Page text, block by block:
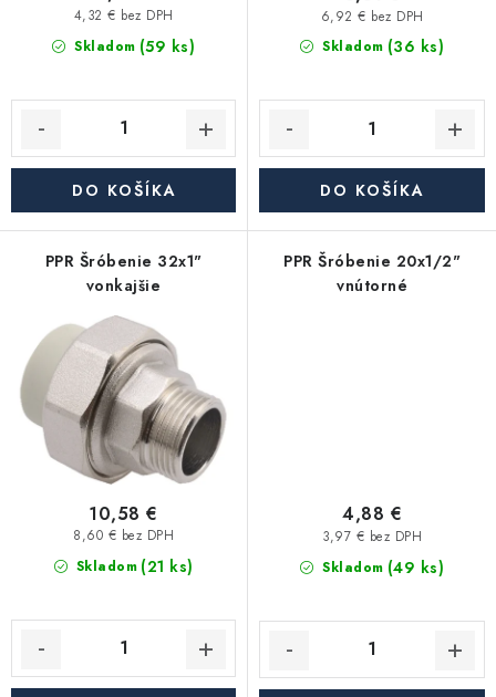
Vetranie a rekuperácia
Kúpeľňa a sanita
Spojovací materiál
Akcie, Zľavy
Reklamačné podmienky
Podmienky ochrany osobných údajov
Obchodné podmienky požičovne náradia
Skladom (59 ks)
4,32 € bez DPH
DO KOŠÍKA
Skladom (36 ks)
6,92 € bez DPH
DO KOŠÍKA
PPR Šróbenie 32x1"
vonkajšie
Skladom (21 ks)
8,60 € bez DPH
10,58 €
PPR Šróbenie 20x1/2"
vnútorné
Skladom (49 ks)
3,97 € bez DPH
4,88 €